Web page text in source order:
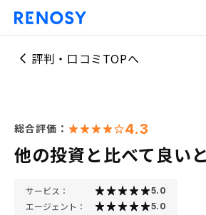
評判・口コミTOPへ
総合評価： 4.3
他の投資と比べて良い
サービス： 5.0
エージェント： 5.0